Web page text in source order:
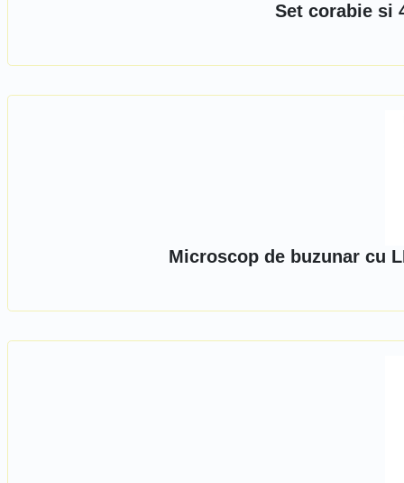
Set corabie si
Microscop de buzunar cu